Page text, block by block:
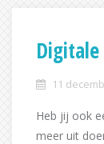
Digitale
11
Heb jij ook
meer uit